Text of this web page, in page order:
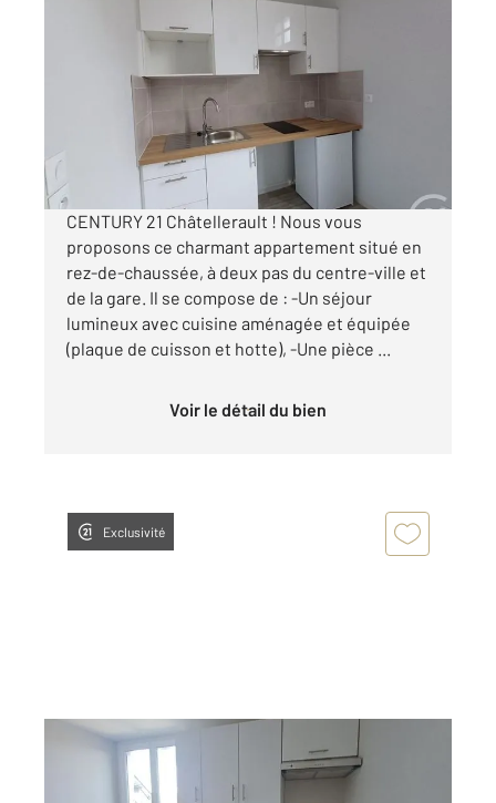
CHATELLERAULT 86
, 1 pièce
Appartement T1 à louer
395 €
par mois charges comprises
CENTURY 21 Châtellerault ! Nous vous
proposons ce charmant appartement situé en
rez-de-chaussée, à deux pas du centre-ville et
de la gare. Il se compose de : -Un séjour
lumineux avec cuisine aménagée et équipée
(plaque de cuisson et hotte), -Une pièce ...
Voir le détail du bien
Exclusivité
CHATELLERAULT 86
78,04 m
, 4 pièces
Ref : 11707